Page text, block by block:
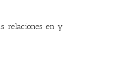
relaciones en y